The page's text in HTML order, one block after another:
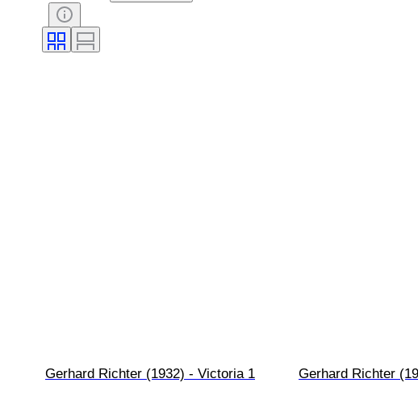
Gerhard Richter (1932) - Victoria 1 Gerhard Richter